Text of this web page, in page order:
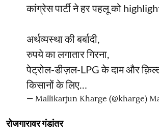
कांग्रेस पार्टी ने हर पहलू को
अर्थव्यस्था की बर्बादी,
रुपये का लगातार गिरना,
पेट्रोल-डीज़ल-LPG के दाम और
किसानों के लिए…
— Mallikarjun Kharge (@kharge)
रोजगारावर गंडांतर